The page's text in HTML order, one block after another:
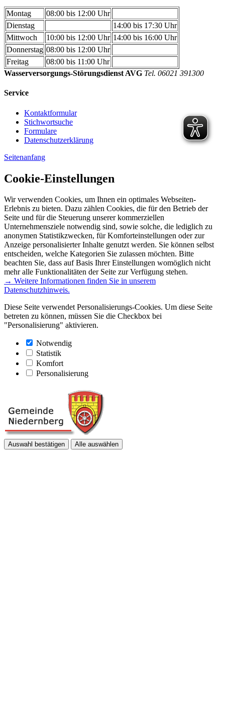
Montag
08:00 bis 12:00 Uhr
Dienstag
14:00 bis 17:30 Uhr
Mittwoch
10:00 bis 12:00 Uhr 14:00 bis 16:00 Uhr
Donnerstag 08:00 bis 12:00 Uhr
Freitag
08:00 bis 11:00 Uhr
Wasserversorgungs-Störungsdienst AVG Tel. 06021 391300
Service
Kontaktformular
Stichwortsuche
Formulare
Datenschutzerklärung
Seitenanfang
Cookie-Einstellungen
Wir verwenden Cookies, um Ihnen ein optimales Webseiten-
Erlebnis zu bieten. Dazu zählen Cookies, die für den Betrieb der
Seite und für die Steuerung unserer kommerziellen
Unternehmensziele notwendig sind, sowie solche, die lediglich zu
anonymen Statistikzwecken, für Komforteinstellungen oder zur
Anzeige personalisierter Inhalte genutzt werden. Sie können selbst
entscheiden, welche Kategorien Sie zulassen möchten. Bitte
beachten Sie, dass auf Basis Ihrer Einstellungen womöglich nicht
mehr alle Funktionalitäten der Seite zur Verfügung stehen.
→ Weitere Informationen finden Sie in unserem
Datenschutzhinweis.
Diese Seite verwendet Personalisierungs-Cookies. Um diese Seite
betreten zu können, müssen Sie die Checkbox bei
"Personalisierung" aktivieren.
Notwendig
Statistik
Komfort
Personalisierung
Auswahl bestätigen Alle auswählen